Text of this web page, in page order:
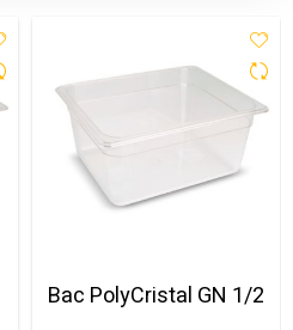
Bac PolyCristal GN 1/2